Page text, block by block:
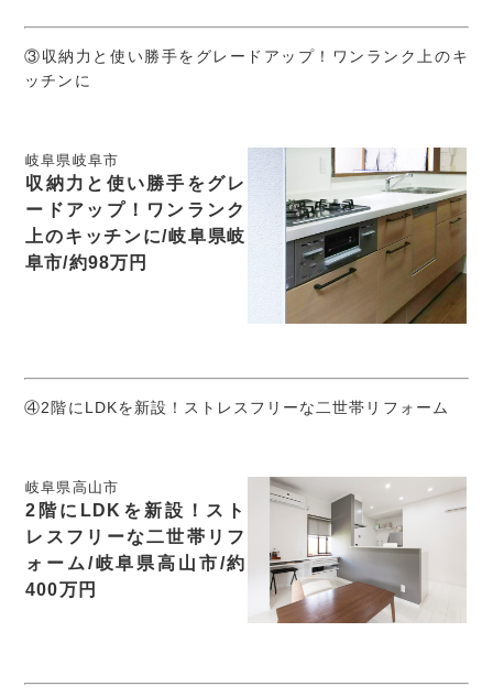
③収納力と使い勝手をグレードアップ！ワンランク上のキ
ッチンに
岐阜県岐阜市
収納力と使い勝手をグレ
ードアップ！ワンランク
上のキッチンに/岐阜県岐
阜市/約98万円
④2階にLDKを新設！ストレスフリーな二世帯リフォーム
岐阜県高山市
2階にLDKを新設！スト
レスフリーな二世帯リフ
ォーム/岐阜県高山市/約
400万円